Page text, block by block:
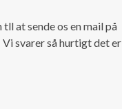
at sende os en mail på
svarer så hurtigt det er